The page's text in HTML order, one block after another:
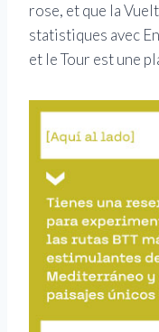
rose, et que la
statistiques avec
et le Tour est une